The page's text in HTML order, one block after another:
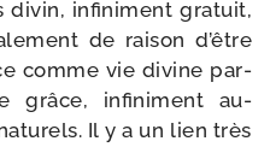
divin, infi­ni­ment gra­tuit,
de rai­son d’être
comme vie divine par­
grâce, infi­ni­ment au-​
Il y a un lien très